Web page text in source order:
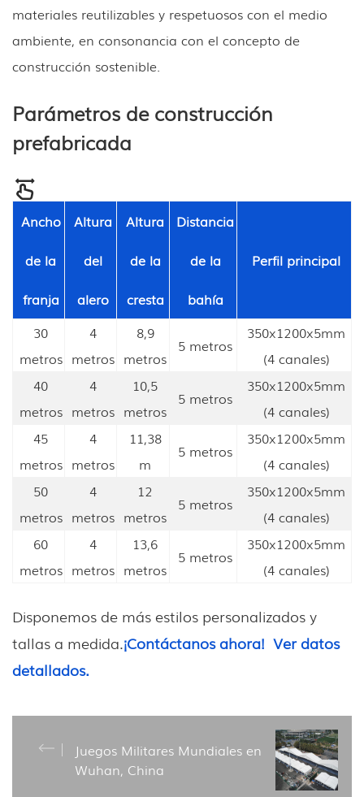
materiales reutilizables y respetuosos con el medio
ambiente, en consonancia con el concepto de
construcción sostenible.
Parámetros de construcción
prefabricada
Ancho
de la
franja
Altura
del
alero
Altura
de la
cresta
Distancia
de la
bahía
Perfil principal
30
metros
4
metros
8,9
metros
5 metros
350x1200x5mm
(4 canales)
40
metros
4
metros
10,5
metros
5 metros
350x1200x5mm
(4 canales)
45
metros
4
metros
11,38
m
5 metros
350x1200x5mm
(4 canales)
50
metros
4
metros
12
metros
5 metros
350x1200x5mm
(4 canales)
60
metros
4
metros
13,6
metros
5 metros
350x1200x5mm
(4 canales)
Disponemos de más estilos personalizados y
tallas a medida.¡Contáctanos ahora! Ver datos
detallados.
Juegos Militares Mundiales en
Wuhan, China